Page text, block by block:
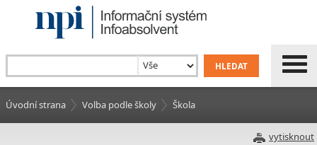
Úvodní strana Volba podle školy Škola
vytisknout